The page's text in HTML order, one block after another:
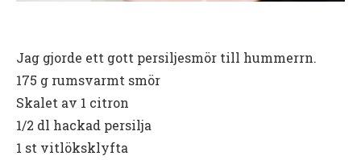
Jag gjorde ett gott persiljesmör till hummerrn.
175 g rumsvarmt smör
Skalet av 1 citron
1/2 dl hackad persilja
1 st vitlöksklyfta